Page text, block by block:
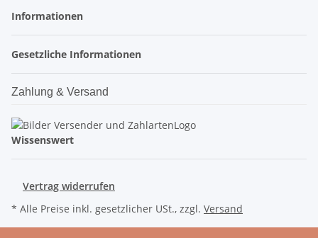
Informationen
Gesetzliche Informationen
Zahlung & Versand
Wissenswert
Vertrag widerrufen
* Alle Preise inkl. gesetzlicher USt., zzgl. Versand